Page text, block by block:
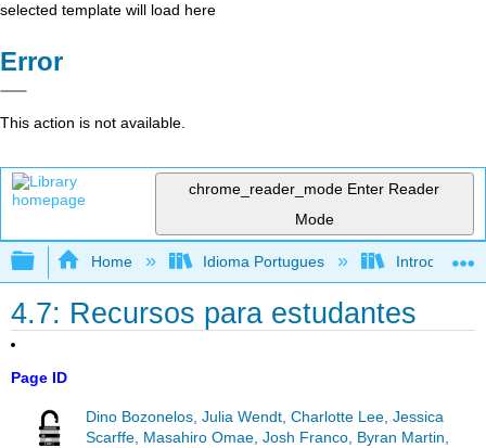
selected template will load here
Error
This action is not available.
chrome_reader_mode Enter Reader
Mode
Expand/collapse global hierarchy
Home Idioma Portugues Introdução
4.7: Recursos para estudantes
Page ID
Dino Bozonelos, Julia Wendt, Charlotte Lee, Jessica
Scarffe, Masahiro Omae, Josh Franco, Byran Martin,